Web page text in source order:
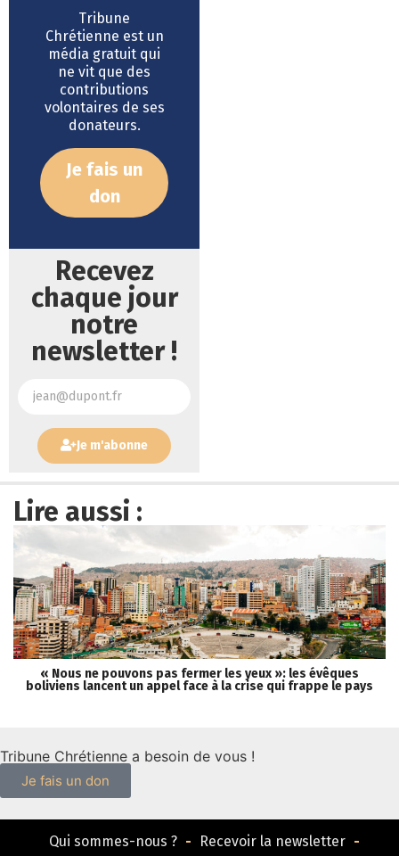
Tribune
Chrétienne est un
média gratuit qui
ne vit que des
contributions
volontaires de ses
donateurs.
Je fais un
don
Recevez
chaque jour
notre
newsletter !
Je m'abonne
Lire aussi :
« Nous ne pouvons pas fermer les yeux »: les évêques
boliviens lancent un appel face à la crise qui frappe le pays
Tribune Chrétienne a besoin de vous !
Je fais un don
Qui sommes-nous ? Recevoir la newsletter